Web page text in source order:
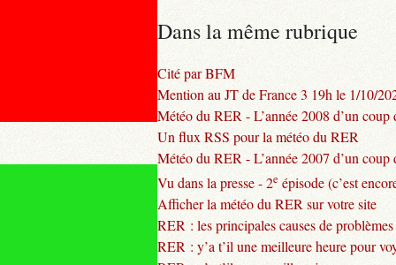
Dans la même rubrique
Cité par BFM
Mention au JT de France 3 19h le 1/10/
Météo du RER - L’année 2008 d’un coup
Un flux RSS pour la météo du RER
Météo du RER - L’année 2007 d’un coup
Vu dans la presse - 2e épisode (c’est
Afficher la météo du RER sur votre site
RER : les principales causes de problèmes
RER : y’a t’il une meilleure heure pour